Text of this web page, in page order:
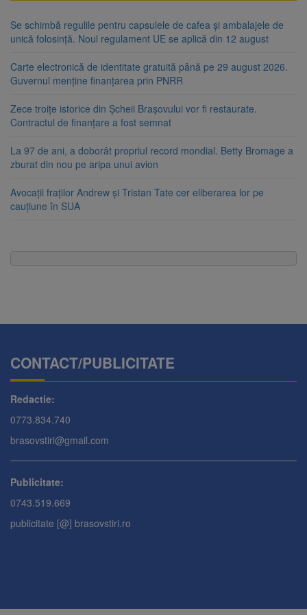
Se schimbă regulile pentru capsulele de cafea și ambalajele de
unică folosință. Noul regulament UE se aplică din 12 august
Carte electronică de identitate gratuită până pe 29 august 2026.
Guvernul menține finanțarea prin PNRR
Zece troițe istorice din Șcheii Brașovului vor fi restaurate.
Contractul de finanțare a fost semnat
La 97 de ani, a doborât propriul record mondial. Betty Bromage a
zburat din nou pe aripa unui avion
Avocații fraților Andrew și Tristan Tate cer eliberarea lor pe
cauțiune în SUA
CONTACT/PUBLICITATE
Redactie:
0773.834.740
brasovstiri@gmail.com
Publicitate:
0743.519.669
publicitate [@] brasovstiri.ro